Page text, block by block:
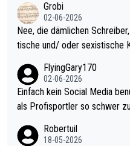
ohl wenig WDF Turniere
es Jahr der Fall. Er musste
den Qualifier und ich glaube
el hat.
Grobi
02-06-2026
Nee, die dämlichen
tische und/ oder sexistische
s Leben in den Griff kriegen.
r war doch neulich erst
rovoziert hat. Und Littlers
FlyingGary170
02-06-2026
Einfach kein Social Media
als Profisportler so schwer
Robertuil
18-05-2026